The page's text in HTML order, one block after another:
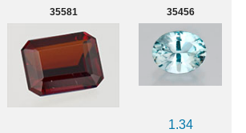
35581 35456
1.34